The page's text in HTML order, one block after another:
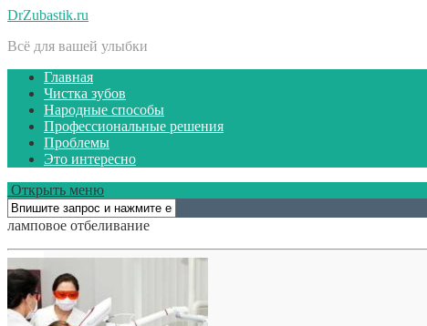
DrZubastik.ru
Всё для вашей улыбки
Главная
Чистка зубов
Народные способы
Профессиональные решения
Проблемы
Это интересно
Открыть меню
ламповое отбеливание